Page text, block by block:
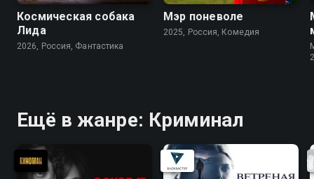
Космическая собака
Лида
2026, Россия, Фантастика
Мэр поневоле
2025, Россия, Комедия
Ещё в жанре: Криминал